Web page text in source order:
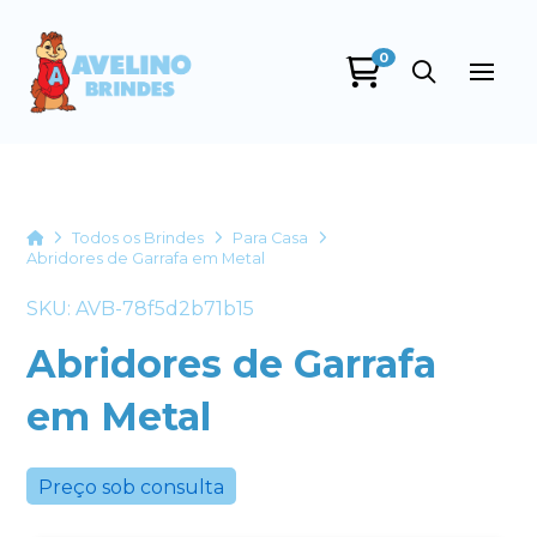
0
HomeTodos os Brindes
Para Casa
Abridores de Garrafa em Metal
SKU: AVB-78f5d2b71b15
Abridores de Garrafa
em Metal
Preço sob consulta
+55